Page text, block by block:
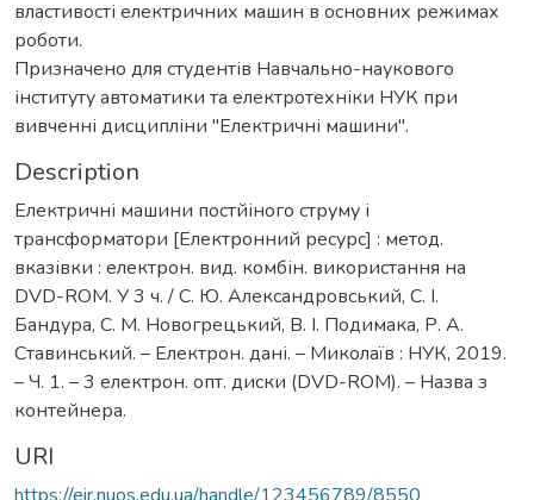
властивості електричних машин в основних режимах
роботи.
Призначено для студентів Навчально-наукового
інституту автоматики та електротехніки НУК при
вивченні дисципліни "Електричні машини".
Description
Електричні машини постйіного струму і
трансформатори [Електронний ресурс] : метод.
вказівки : електрон. вид. комбін. використання на
DVD-ROM. У 3 ч. / С. Ю. Александровський, С. І.
Бандура, С. М. Новогрецький, В. І. Подимака, Р. А.
Ставинський. – Електрон. дані. – Миколаїв : НУК, 2019.
– Ч. 1. – 3 електрон. опт. диски (DVD-ROM). – Назва з
контейнера.
URI